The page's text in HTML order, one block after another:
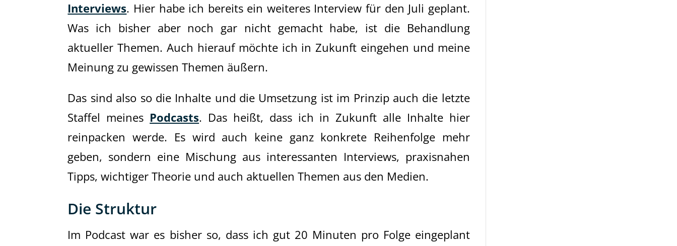
Interviews. Hier habe ich bereits ein weiteres Interview für den Juli geplant.
Was ich bisher aber noch gar nicht gemacht habe, ist die Behandlung
aktueller Themen. Auch hierauf möchte ich in Zukunft eingehen und meine
Meinung zu gewissen Themen äußern.
Das sind also so die Inhalte und die Umsetzung ist im Prinzip auch die letzte
Staffel meines Podcasts. Das heißt, dass ich in Zukunft alle Inhalte hier
reinpacken werde. Es wird auch keine ganz konkrete Reihenfolge mehr
geben, sondern eine Mischung aus interessanten Interviews, praxisnahen
Tipps, wichtiger Theorie und auch aktuellen Themen aus den Medien.
Die Struktur
Im Podcast war es bisher so, dass ich gut 20 Minuten pro Folge eingeplant